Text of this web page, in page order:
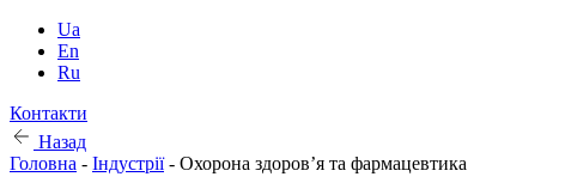
Ua
En
Ru
Контакти
Назад
Головна - Індустрії- Охорона здоров’я та фармацевтика